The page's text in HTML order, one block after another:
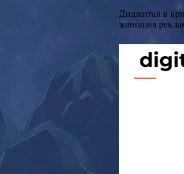
Диджитал в
зовнішня